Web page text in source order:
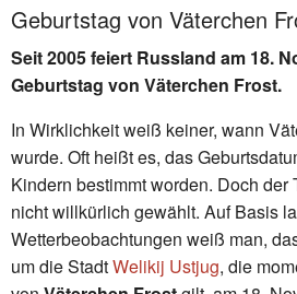
Geburtstag von Väterchen
Seit 2005 feiert Russland am 18.
Geburtstag von Väterchen Frost.
In Wirklichkeit weiß keiner, wann
wurde. Oft heißt es, das
Kindern bestimmt worden. Doch der
nicht willkürlich gewählt. Auf Basis
Wetterbeobachtungen weiß man,
um die StadtWelikij Ustjug, die